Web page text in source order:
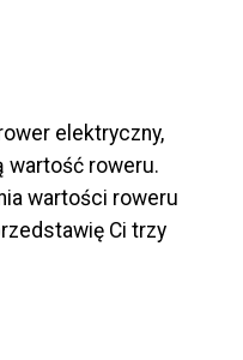
elektryczny,
wartość roweru.
wartości roweru
Ci trzy